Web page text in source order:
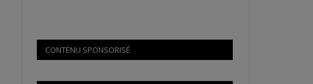
CONTENU SPONSORISÉ